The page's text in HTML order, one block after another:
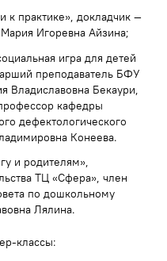
к практике», докладчик —
Игоревна Айзина;
игра для детей
преподаватель БФУ
Владиславовна Бекаури,
кафедры
дефектологического
Конеева.
и родителям»,
ТЦ «Сфера», член
по дошкольному
Лялина.
классы: